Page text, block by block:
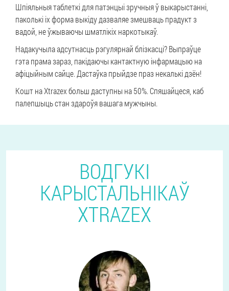
Шпіяльныя таблеткі для патэнцыі зручныя ў выкарыстанні,
паколькі іх форма выкіду дазваляе змешваць прадукт з
вадой, не ўжываючы шматлікіх наркотыкаў.
Надакучыла адсутнасць рэгулярнай блізкасці? Выпраўце
гэта прама зараз, пакідаючы кантактную інфармацыю на
афіцыйным сайце. Дастаўка прыйдзе праз некалькі дзён!
Кошт на Xtrazex больш даступны на 50%. Спяшайцеся, каб
палепшыць стан здароўя вашага мужчыны.
ВОДГУКІ
КАРЫСТАЛЬНІКАЎ
XTRAZEX